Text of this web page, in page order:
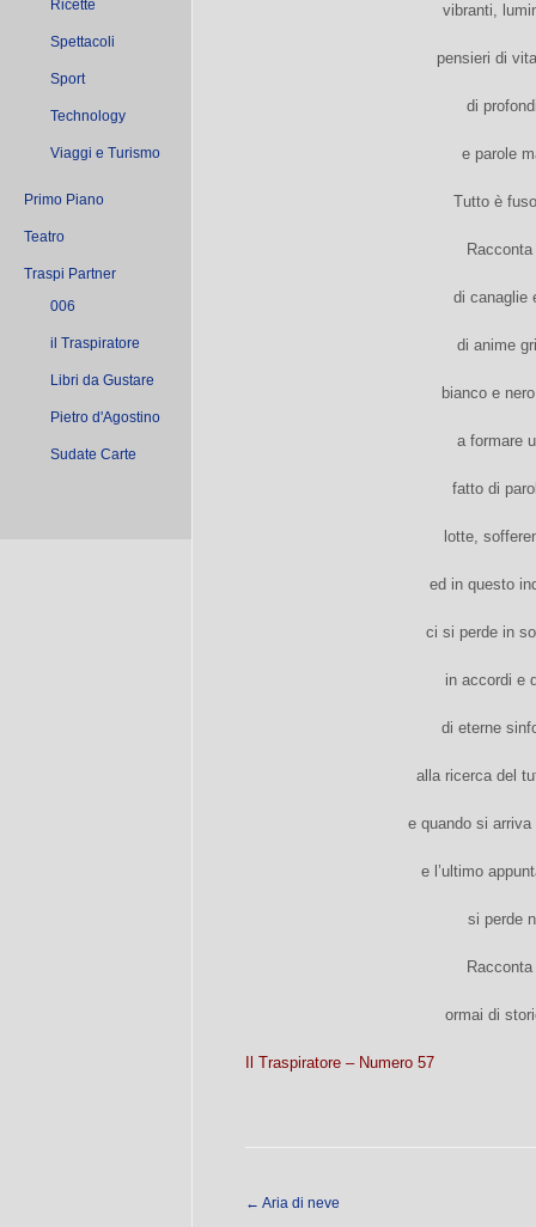
Ricette
Spettacoli
Sport
Technology
Viaggi e Turismo
Primo Piano
Teatro
Traspi Partner
006
il Traspiratore
Libri da Gustare
Pietro d'Agostino
Sudate Carte
vibranti,
pensieri di
di
e parole
Tutto è
di canaglie
di anime
bianco e
a formare
fatto di
lotte,
ed in questo
ci si perde in
in accordi e
di eterne
alla ricerca del
e quando si
e l’ultimo
si perde
ormai di
Il Traspiratore – Numero 57
← Aria di neve